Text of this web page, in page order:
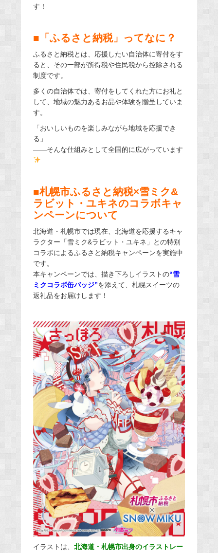
す！
■「ふるさと納税」ってなに？
ふるさと納税とは、応援したい自治体に寄付をす
ると、その一部が所得税や住民税から控除される
制度です。
多くの自治体では、寄付をしてくれた方にお礼と
して、地域の魅力あるお品や体験を贈呈していま
す。
「おいしいものを楽しみながら地域を応援でき
る」
――そんな仕組みとして全国的に広がっています
■札幌市ふるさと納税×雪ミク&
ラビット・ユキネのコラボキャ
ンペーンについて
北海道・札幌市では現在、北海道を応援するキャ
ラクター「雪ミク&ラビット・ユキネ」との特別
コラボによるふるさと納税キャンペーンを実施中
です。
本キャンペーンでは、描き下ろしイラストの“雪
ミクコラボ缶バッジ”を添えて、札幌スイーツの
返礼品をお届けします！
イラストは、 北海道・札幌市出身のイラストレー